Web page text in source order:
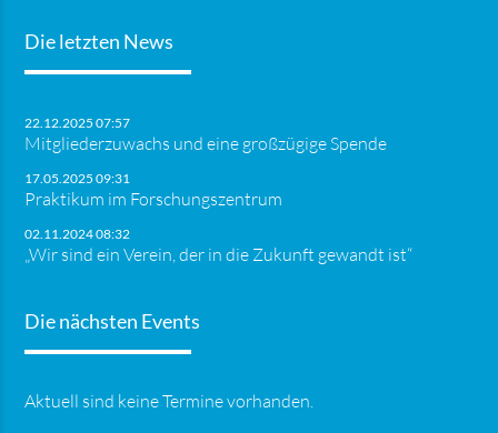
Die letzten News
22.12.2025 07:57
Mitgliederzuwachs und eine großzügige Spende
17.05.2025 09:31
Praktikum im Forschungszentrum
02.11.2024 08:32
„Wir sind ein Verein, der in die Zukunft gewandt ist“
Die nächsten Events
Aktuell sind keine Termine vorhanden.